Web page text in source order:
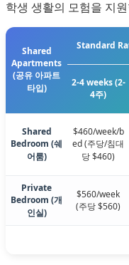
학생 생활의 모험을 지
Shared
Apartments
(공유 아파트
타입)
Standard
2-4 weeks (2-
4주)
Shared
Bedroom (쉐
어룸)
$460/week/b
ed (주당/침대
당 $460)
Private
Bedroom (개
인실)
$560/week
(주당 $560)